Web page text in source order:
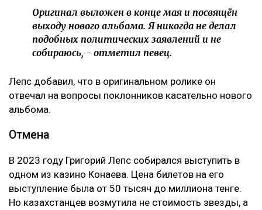
Оригинал выложен в конце мая и посвящён
выходу нового альбома. Я никогда не делал
подобных политических заявлений и не
собираюсь, - отметил певец.
Лепс добавил, что в оригинальном ролике он
отвечал на вопросы поклонников касательно нового
альбома.
Отмена
В 2023 году Григорий Лепс собирался выступить в
одном из казино Конаева. Цена билетов на его
выступление была от 50 тысяч до миллиона тенге.
Но казахстанцев возмутила не стоимость звезды, а